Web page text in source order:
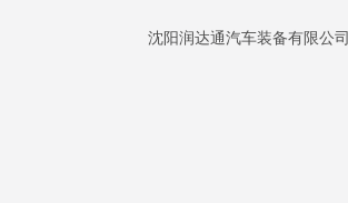
沈阳润达通汽车装备有限公司